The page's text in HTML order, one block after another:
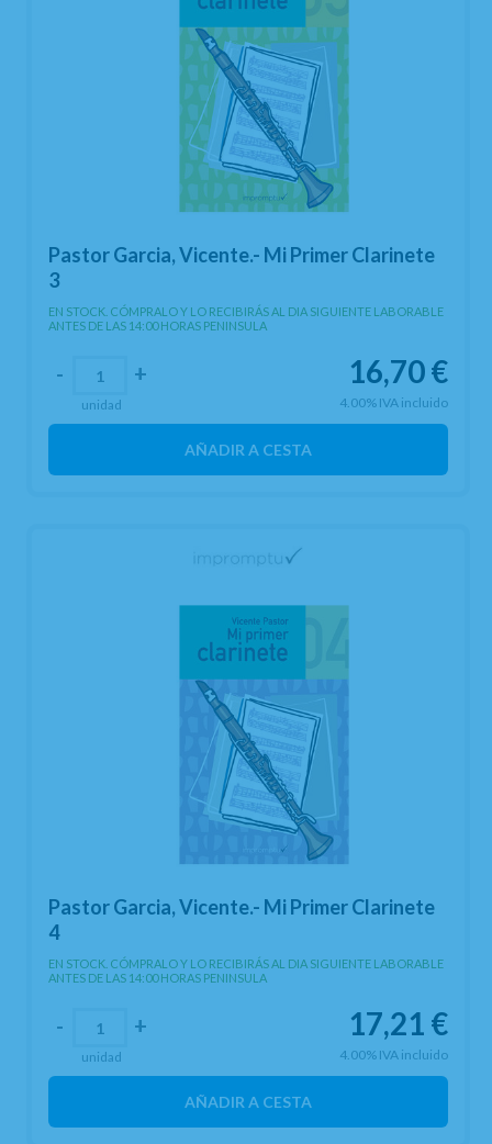
Pastor Garcia, Vicente.- Mi Primer Clarinete
3
EN STOCK. CÓMPRALO Y LO RECIBIRÁS AL DIA SIGUIENTE LABORABLE
ANTES DE LAS 14:00 HORAS PENINSULA
16,70€
4.00% IVA incluido
- +
unidad
AÑADIR A CESTA
Pastor Garcia, Vicente.- Mi Primer Clarinete
4
EN STOCK. CÓMPRALO Y LO RECIBIRÁS AL DIA SIGUIENTE LABORABLE
ANTES DE LAS 14:00 HORAS PENINSULA
17,21 €
4.00% IVA incluido
- +
unidad
AÑADIR A CESTA